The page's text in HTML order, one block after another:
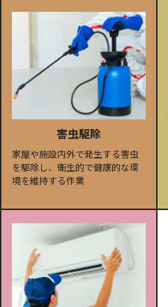
害虫駆除
家屋や施設内外で発生する害虫
を駆除し、衛生的で健康的な環
境を維持する作業